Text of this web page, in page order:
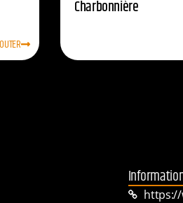
Charbonnière